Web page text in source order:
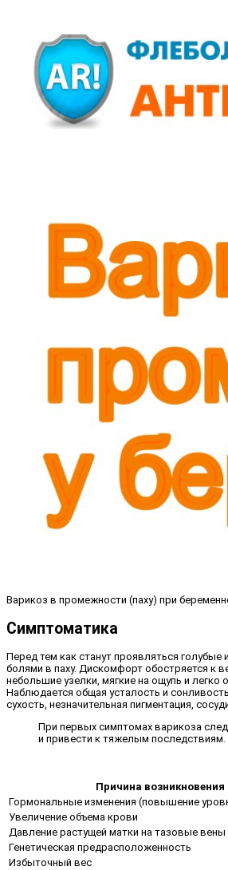
Варикоз в промежности (паху) при
Симптоматика
Перед тем как станут проявляться
болями в паху. Дискомфорт обостряется к
небольшие узелки, мягкие на ощупь и
Наблюдается общая усталость и
сухость, незначительная пигментация,
При первых симптомах варикоза
и привести к тяжелым последствиям.
Причина возникновения
Гормональные изменения (повышение
Увеличение объема крови
Давление растущей матки на тазовые вены
Генетическая предрасположенность
Избыточный вес